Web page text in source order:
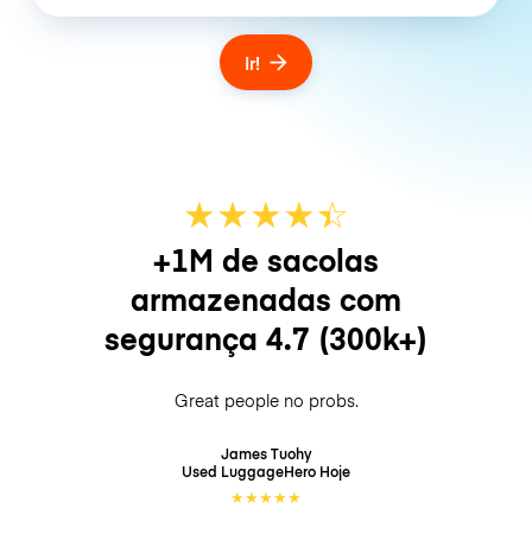
Ir!
★★★★☆
★
+1M de sacolas
armazenadas com
segurança 4.7 (300k+)
Great people no probs.
James Tuohy
Used LuggageHero Hoje
★★★★★